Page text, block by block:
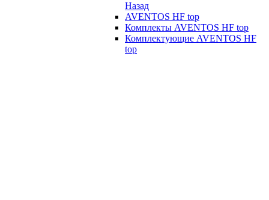
Назад
AVENTOS HF top
Комплекты AVENTOS HF top
Комплектующие AVENTOS HF
top